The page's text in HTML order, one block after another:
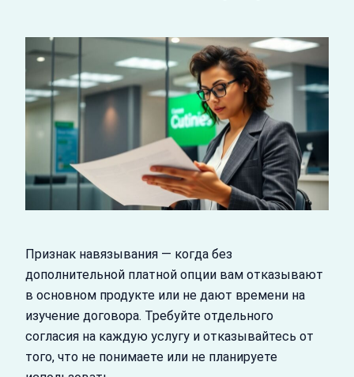
Признак навязывания — когда без
дополнительной платной опции вам отказывают
в основном продукте или не дают времени на
изучение договора. Требуйте отдельного
согласия на каждую услугу и отказывайтесь от
того, что не понимаете или не планируете